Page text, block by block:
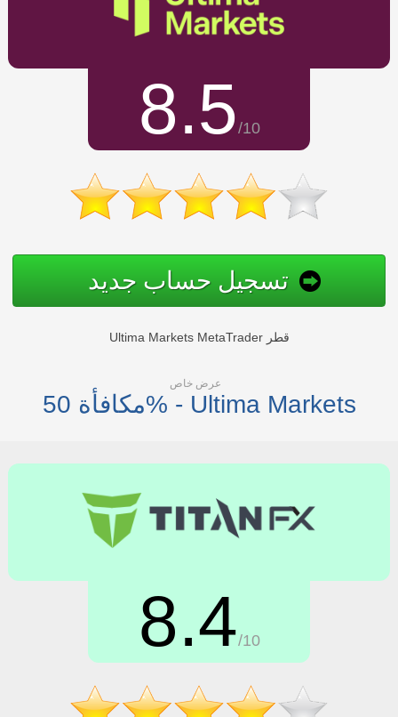
8.5/10
تسجيل حساب جديد
Ultima Markets MetaTrader قطر
عرض خاص
مكافأة 50% - Ultima Markets
8.4/10